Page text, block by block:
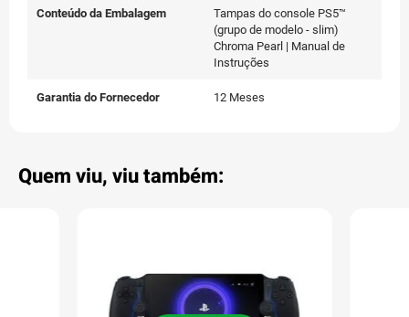
Conteúdo da Embalagem
Tampas do console PS5™
(grupo de modelo - slim)
Chroma Pearl | Manual de
Instruções
Garantia do Fornecedor 12 Meses
Quem viu, viu também: